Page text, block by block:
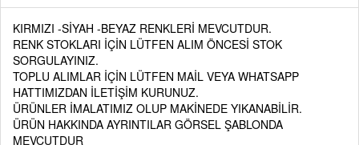
KIRMIZI -SİYAH -BEYAZ RENKLERİ MEVCUTDUR.
RENK STOKLARI İÇİN LÜTFEN ALIM ÖNCESİ STOK
SORGULAYINIZ.
TOPLU ALIMLAR İÇİN LÜTFEN MAİL VEYA WHATSAPP
HATTIMIZDAN İLETİŞİM KURUNUZ.
ÜRÜNLER İMALATIMIZ OLUP MAKİNEDE YIKANABİLİR.
ÜRÜN HAKKINDA AYRINTILAR GÖRSEL ŞABLONDA
MEVCUTDUR